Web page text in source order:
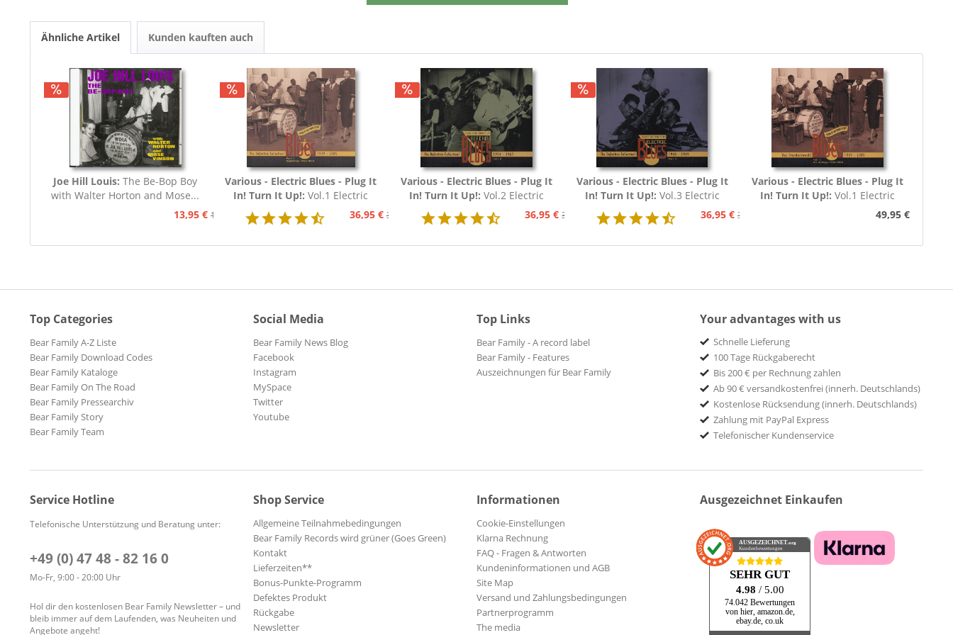
Ähnliche Artikel Kunden kauften auch
Joe Hill Louis: The Be-Bop Boy
with Walter Horton and Mose...
13,95 € 15,95 €
Various - Electric Blues - Plug It
In! Turn It Up!: Vol.1 Electric
Blues 1939 - 1954 (3-CD)36,95 € 39,95 €
Various - Electric Blues - Plug It
In! Turn It Up!: Vol.2 Electric
Blues 1954 - 1967 (3-CD)36,95 € 39,95 €
Various - Electric Blues - Plug It
In! Turn It Up!: Vol.3 Electric
Blues 1960 - 1969 (3-CD)36,95 € 39,95 €
Various - Electric Blues - Plug It
In! Turn It Up!: Vol.1 Electric
Blues 1939 - 1954 (Deutsch)49,95 €
Top Categories
Bear Family A-Z Liste
Bear Family Download Codes
Bear Family Kataloge
Bear Family On The Road
Bear Family Pressearchiv
Bear Family Story
Bear Family Team
Social Media
Bear Family News Blog
Facebook
Instagram
MySpace
Twitter
Youtube
Top Links
Bear Family - A record label
Bear Family - Features
Auszeichnungen für Bear Family
Your advantages with us
Schnelle Lieferung
100 Tage Rückgaberecht
Bis 200 € per Rechnung zahlen
Ab 90 € versandkostenfrei (innerh. Deutschlands)
Kostenlose Rücksendung (innerh. Deutschlands)
Zahlung mit PayPal Express
Telefonischer Kundenservice
Service Hotline
Telefonische Unterstützung und Beratung unter:
+49 (0) 47 48 - 82 16 0
Mo-Fr, 9:00 - 20:00 Uhr
Hol dir den kostenlosen Bear Family Newsletter – und
bleib immer auf dem Laufenden, was Neuheiten und
Angebote angeht!
Shop Service
Allgemeine Teilnahmebedingungen
Bear Family Records wird grüner (Goes Green)
Kontakt
Lieferzeiten**
Bonus-Punkte-Programm
Defektes Produkt
Rückgabe
Newsletter
Informationen
Cookie-Einstellungen
Klarna Rechnung
FAQ - Fragen & Antworten
Kundeninformationen und AGB
Site Map
Versand und Zahlungsbedingungen
Partnerprogramm
The media
Ausgezeichnet Einkaufen
AUSGEZEICHNET .org
Kundenbewertungen
SEHR GUT
4.98 / 5.00
74.042 Bewertungen
von hier, amazon.de,
ebay.de, co.uk